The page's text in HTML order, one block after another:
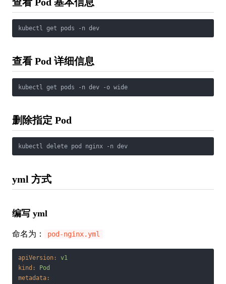
kubectl get pods -n dev
查看 Pod 详细信息
kubectl get pods -n dev -o wide
删除指定 Pod
kubectl delete pod nginx -n dev
yml 方式
编写 yml
命名为： pod-nginx.yml
apiVersion:
v1
kind:
Pod
metadata: